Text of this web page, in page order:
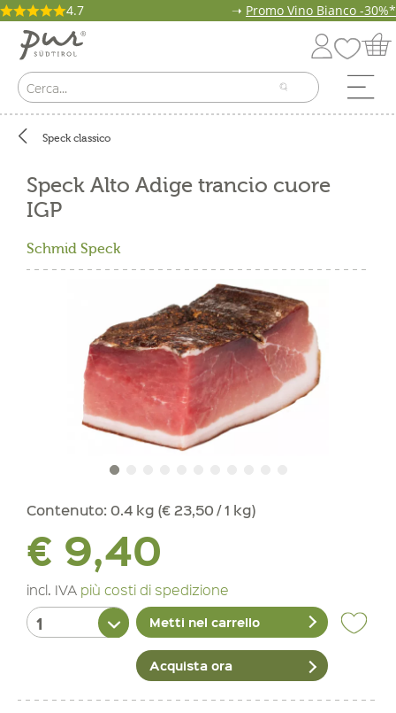
4.7 ➝ Promo Vino Bianco -30%*
Speck classico
Speck Alto Adige trancio cuore
IGP
Schmid Speck
Contenuto: 0.4 kg (€ 23,50 / 1 kg)
€ 9,40
incl. IVA più costi di spedizione
Metti nel carrello
Acquista ora